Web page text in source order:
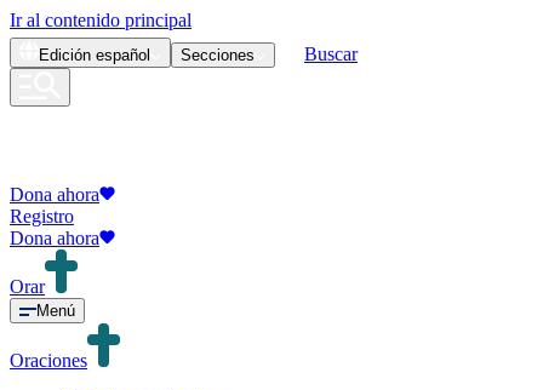
Ir al contenido principal
Edición español Secciones Buscar
Dona ahora
Registro
Dona ahora
Orar
Menú
Oraciones